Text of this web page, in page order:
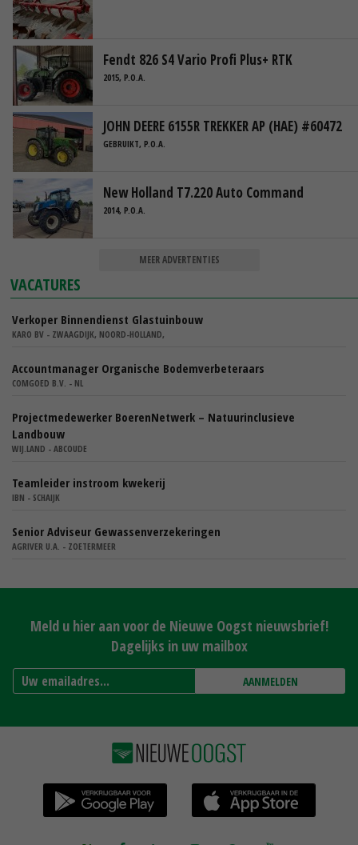
Fendt 826 S4 Vario Profi Plus+ RTK
2015, P.O.A.
JOHN DEERE 6155R TREKKER AP (HAE) #60472
GEBRUIKT, P.O.A.
New Holland T7.220 Auto Command
2014, P.O.A.
MEER ADVERTENTIES
VACATURES
Verkoper Binnendienst Glastuinbouw
KARO BV - ZWAAGDIJK, NOORD-HOLLAND,
Accountmanager Organische Bodemverbeteraars
COMGOED B.V. - NL
Projectmedewerker BoerenNetwerk – Natuurinclusieve
Landbouw
WIJ.LAND - ABCOUDE
Teamleider instroom kwekerij
IBN - SCHAIJK
Senior Adviseur Gewassenverzekeringen
AGRIVER U.A. - ZOETERMEER
Meld u hier aan voor de Nieuwe Oogst nieuwsbrief!
Dagelijks in uw mailbox
AANMELDEN